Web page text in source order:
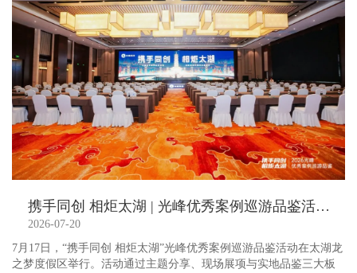
携手同创 相炬太湖 | 光峰优秀案例巡游品鉴活动圆满落幕
2026-07-20
7月17日，“携手同创 相炬太湖”光峰优秀案例巡游品鉴活动在太湖龙
之梦度假区举行。活动通过主题分享、现场展项与实地品鉴三大板